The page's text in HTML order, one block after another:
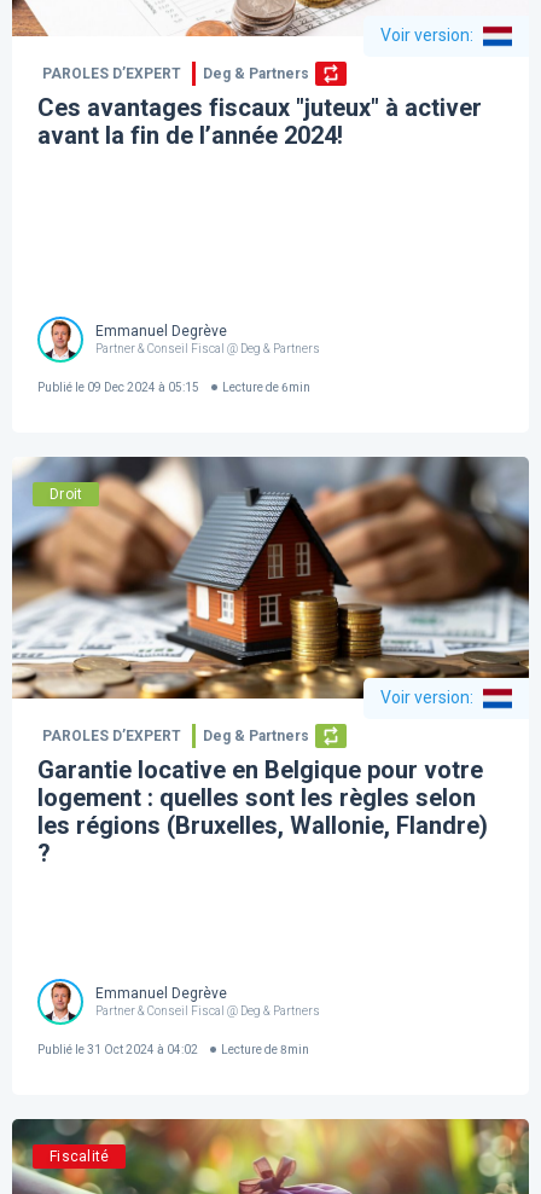
Voir version:
PAROLES D’EXPERT Deg & Partners
Ces avantages fiscaux "juteux" à activer
avant la fin de l’année 2024!
Emmanuel Degrève
Partner & Conseil Fiscal @ Deg & Partners
Publié le 09 Dec 2024 à 05:15 Lecture de 6min
Droit
Voir version:
PAROLES D’EXPERT Deg & Partners
Garantie locative en Belgique pour votre
logement : quelles sont les règles selon
les régions (Bruxelles, Wallonie, Flandre)
?
Emmanuel Degrève
Partner & Conseil Fiscal @ Deg & Partners
Publié le31 Oct 2024 à 04:02 Lecture de 8min
Fiscalité